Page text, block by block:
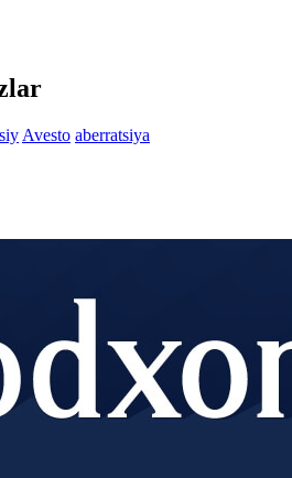
Avesto aberratsiya